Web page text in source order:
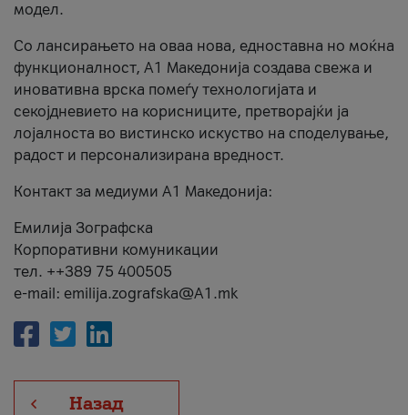
модел.
Со лансирањето на оваа нова, едноставна но моќна
функционалност, А1 Македонија создава свежа и
иновативна врска помеѓу технологијата и
секојдневието на корисниците, претворајќи ја
лојалноста во вистинско искуство на споделување,
радост и персонализирана вредност.
Контакт за медиуми А1 Македонија:
Емилија Зографска
Корпоративни комуникации
тел. ++389 75 400505
e-mail: emilija.zografska@A1.mk
Назад